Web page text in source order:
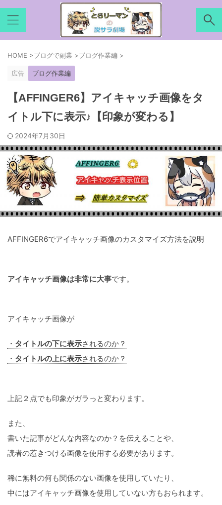
HOME >ブログで副業 >ブログ作業編 >
広告 ブログ作業編
【AFFINGER6】アイキャッチ画像をタ
イトル下に表示♪【印象が変わる】
2024年7月30日
AFFINGER6でアイキャッチ画像のカスタマイズ方法を説明
アイキャッチ画像は非常に大事です。
アイキャッチ画像が
・ タイトルの下に表示されるのか？
・ タイトルの上に表示されるのか？
上記２点でも印象がガラっと変わります。
また、
書いた記事がどんな内容なのか？を伝えることや、
読者の惹きつける画像を使用する必要があります。
稀に無料の何も関係のない画像を使用していたり、
中にはアイキャッチ画像を使用していない方もおられます。